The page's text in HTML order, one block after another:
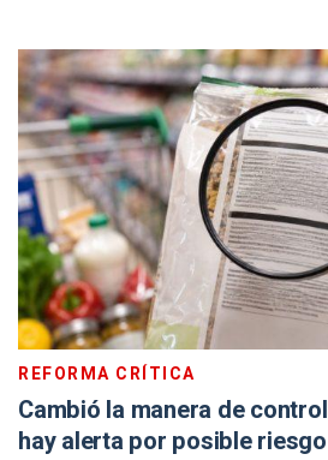
REFORMA CRÍTICA
Cambió la manera de
hay alerta por posible